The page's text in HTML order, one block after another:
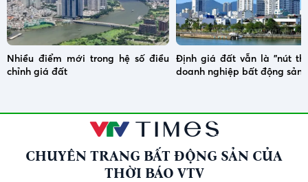
Nhiều điểm mới trong hệ số điều
chỉnh giá đất
Định giá đất vẫn là "nút
doanh nghiệp bất động sản
CHUYÊN TRANG BẤT ĐỘNG SẢN CỦA
THỜI BÁO VTV